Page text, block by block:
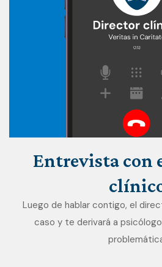
Entrevista con
Luego de hablar contigo, el
caso y te derivará a